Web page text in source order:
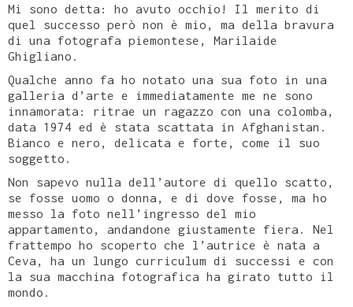
Mi sono detta: ho avuto occhio! Il merito di
quel successo però non è mio, ma della bravura
di una fotografa piemontese, Marilaide
Ghigliano.
Qualche anno fa ho notato una sua foto in una
galleria d’arte e immediatamente me ne sono
innamorata: ritrae un ragazzo con una colomba,
data 1974 ed è stata scattata in Afghanistan.
Bianco e nero, delicata e forte, come il suo
soggetto.
Non sapevo nulla dell’autore di quello scatto,
se fosse uomo o donna, e di dove fosse, ma ho
messo la foto nell’ingresso del mio
appartamento, andandone giustamente fiera. Nel
frattempo ho scoperto che l’autrice è nata a
Ceva, ha un lungo curriculum di successi e con
la sua macchina fotografica ha girato tutto il
mondo.